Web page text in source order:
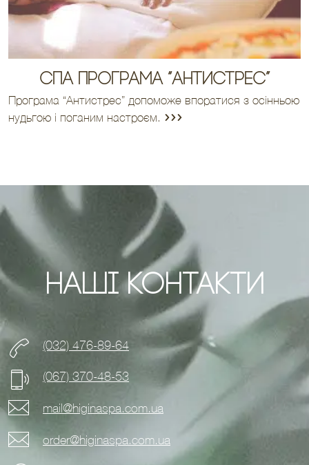
СПА Програма “Антистрес”
Програма “Антистрес” допоможе впоратися з осінньою
нудьгою і поганим настроєм.
Наші Контакти
(032) 476-89-64
(067) 370-48-53
mail@higinaspa.com.ua
order@higinaspa.com.ua